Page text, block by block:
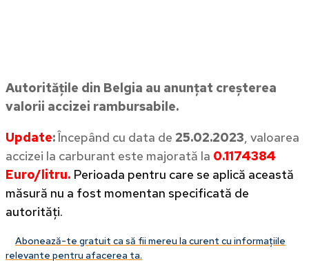
Autoritățile din Belgia au anunțat creșterea
valorii accizei rambursabile.
Update:Începând cu data de 25.02.2023, valoarea
accizei la carburant este majorată la 0.1174384
Euro/litru. Perioada pentru care se aplică această
măsură nu a fost momentan specificată de
autorități.
Abonează-te gratuit ca să fii mereu la curent cu informațiile
relevante pentru afacerea ta.